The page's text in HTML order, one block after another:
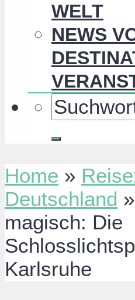
WELT
NEWS
Home »
Deutschland »
magisch: Die
Karlsruhe